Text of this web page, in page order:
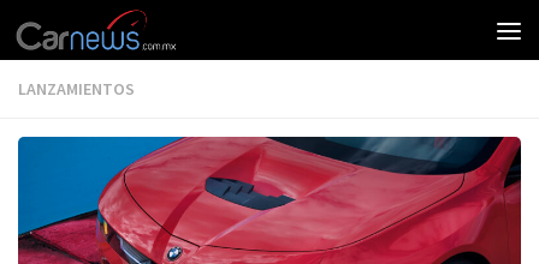
LANZAMIENTOS